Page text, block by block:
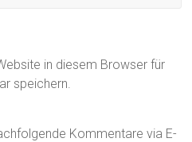
in diesem Browser für
speichern.
Kommentare via E-